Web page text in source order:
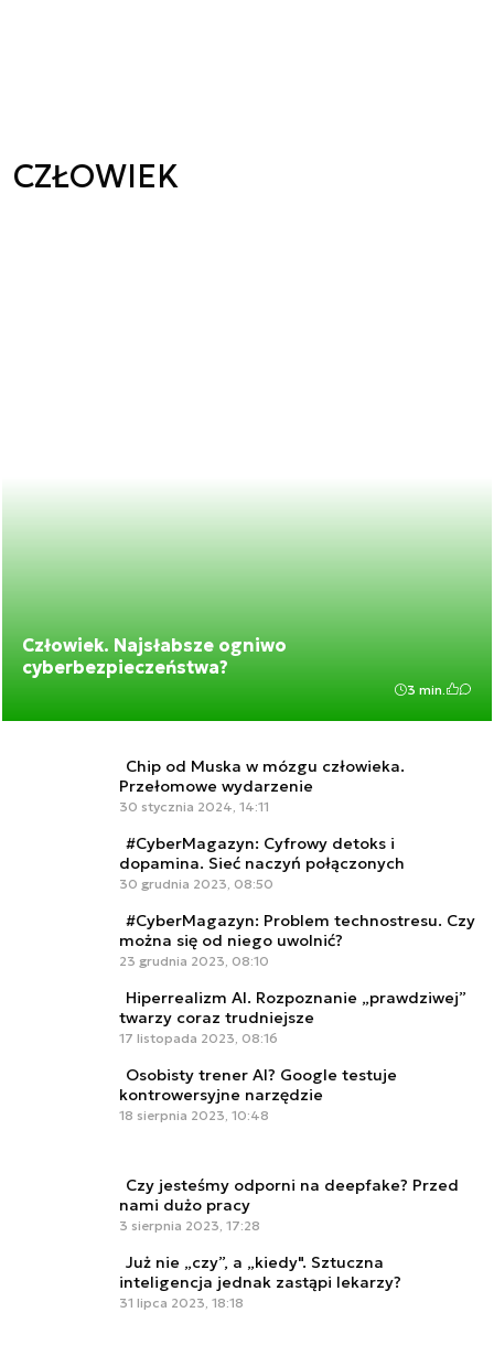
CZŁOWIEK
Człowiek. Najsłabsze ogniwo
cyberbezpieczeństwa?
3 min.
Chip od Muska w mózgu człowieka.
Przełomowe wydarzenie
30 stycznia 2024, 14:11
#CyberMagazyn: Cyfrowy detoks i
dopamina. Sieć naczyń połączonych
30 grudnia 2023, 08:50
#CyberMagazyn: Problem technostresu. Czy
można się od niego uwolnić?
23 grudnia 2023, 08:10
Hiperrealizm AI. Rozpoznanie „prawdziwej”
twarzy coraz trudniejsze
17 listopada 2023, 08:16
Osobisty trener AI? Google testuje
kontrowersyjne narzędzie
18 sierpnia 2023, 10:48
Czy jesteśmy odporni na deepfake? Przed
nami dużo pracy
3 sierpnia 2023, 17:28
Już nie „czy”, a „kiedy". Sztuczna
inteligencja jednak zastąpi lekarzy?
31 lipca 2023, 18:18